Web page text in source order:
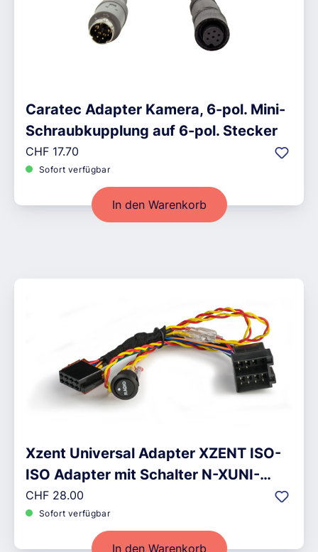
Caratec Adapter Kamera, 6-pol. Mini-
Schraubkupplung auf 6-pol. Stecker
Regulärer Preis:
CHF 17.70
Sofort verfügbar
In den Warenkorb
Xzent Universal Adapter XZENT ISO-
ISO Adapter mit Schalter N-XUNI-
ISOACC
Regulärer Preis:
CHF 28.00
Sofort verfügbar
In den Warenkorb